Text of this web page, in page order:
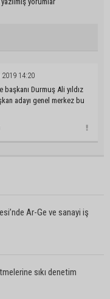
14:20
Durmuş Ali yıldız
adayı genel merkez bu
Ar-Ge ve sanayi iş
sıkı denetim